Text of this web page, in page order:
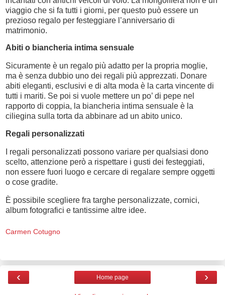
viaggio che si fa tutti i giorni, per questo può essere un
prezioso regalo per festeggiare l’anniversario di
matrimonio.
Abiti o biancheria intima sensuale
Sicuramente è un regalo più adatto per la propria moglie,
ma è senza dubbio uno dei regali più apprezzati. Donare
abiti eleganti, esclusivi e di alta moda è la carta vincente di
tutti i mariti. Se poi si vuole mettere un po’ di pepe nel
rapporto di coppia, la biancheria intima sensuale è la
ciliegina sulla torta da abbinare ad un abito unico.
Regali personalizzati
I regali personalizzati possono variare per qualsiasi dono
scelto, attenzione però a rispettare i gusti dei festeggiati,
non essere fuori luogo e cercare di regalare sempre oggetti
o cose gradite.
È possibile scegliere fra targhe personalizzate, cornici,
album fotografici e tantissime altre idee.
Carmen Cotugno
‹ ›
Home page